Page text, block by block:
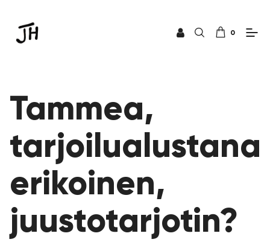
0
Tammea,
tarjoilualustana
erikoinen,
juustotarjotin?